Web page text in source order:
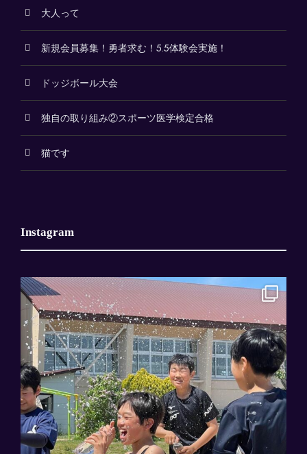
大人って
新規会員募集！勇者求む！5.5体験会実施！
ドッジボール大会
独自の取り組み②スポーツ医学検定合格
猫です
Instagram